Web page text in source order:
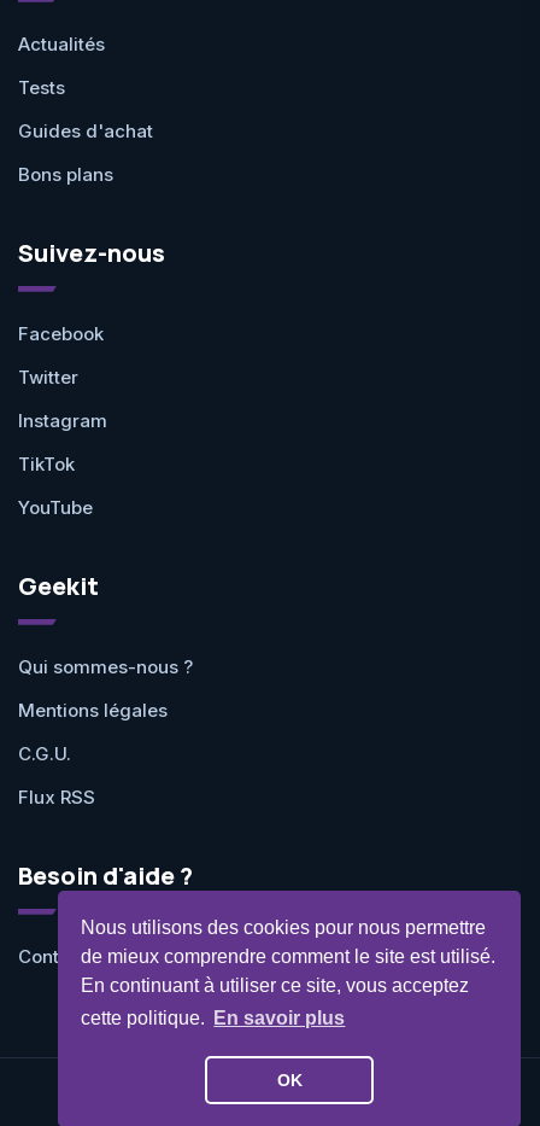
Nous utilisons des cookies pour nous permettre
de mieux comprendre comment le site est utilisé.
En continuant à utiliser ce site, vous acceptez
cette politique.
En savoir plus
OK
Actualités
Tests
Guides d'achat
Bons plans
Suivez-nous
Facebook
Twitter
Instagram
TikTok
YouTube
Geekit
Qui sommes-nous ?
Mentions légales
C.G.U.
Flux RSS
Besoin d'aide ?
Contactez-nous
©Geekit 2026 - Tous droits réservés